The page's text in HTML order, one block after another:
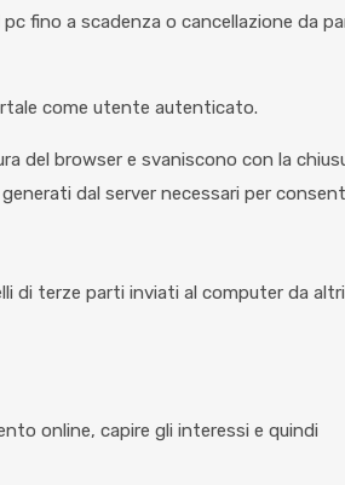
fino a scadenza o cancellazione da
come utente autenticato.
del browser e svaniscono con la
dal server necessari per
di terze parti inviati al computer da
online, capire gli interessi e quindi